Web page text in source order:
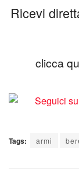
Ricevi
clicca
Tags: armi